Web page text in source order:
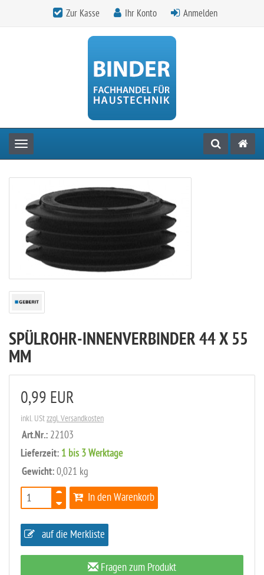
Zur Kasse Ihr Konto Anmelden
Toggle navigation
SPÜLROHR-INNENVERBINDER 44 X 55
MM
0,99 EUR
inkl. UStzzgl. Versandkosten
Art.Nr.: 22103
Lieferzeit: 1 bis 3 Werktage
Gewicht: 0,021 kg
In den Warenkorb
auf die Merkliste
Fragen zum Produkt